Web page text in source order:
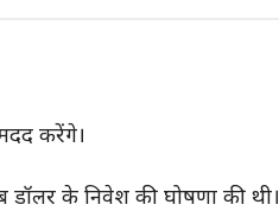
करेंगे।
के निवेश की घोषणा की थी।